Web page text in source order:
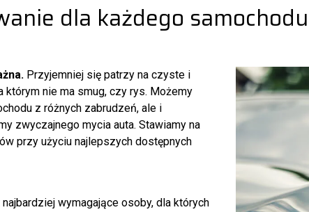
dla każdego samochodu
Przyjemniej się patrzy na czyste i
którym nie ma smug, czy rys. Możemy
z różnych zabrudzeń, ale i
zwyczajnego mycia auta. Stawiamy na
przy użyciu najlepszych dostępnych
wymagające osoby, dla których